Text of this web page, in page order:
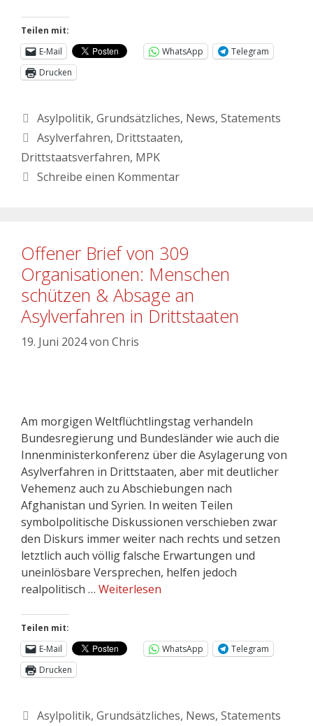
Teilen mit:
E-Mail
WhatsApp
Telegram
Drucken
Asylpolitik, Grundsätzliches, News, Statements
Asylverfahren, Drittstaaten,
Drittstaatsverfahren, MPK
Schreibe einen Kommentar
Offener Brief von 309
Organisationen: Menschen
schützen & Absage an
Asylverfahren in Drittstaaten
19. Juni 2024von Chris
Am morgigen Weltflüchtlingstag verhandeln
Bundesregierung und Bundesländer wie auch die
Innenministerkonferenz über die Asylagerung von
Asylverfahren in Drittstaaten, aber mit deutlicher
Vehemenz auch zu Abschiebungen nach
Afghanistan und Syrien. In weiten Teilen
symbolpolitische Diskussionen verschieben zwar
den Diskurs immer weiter nach rechts und setzen
letztlich auch völlig falsche Erwartungen und
uneinlösbare Versprechen, helfen jedoch
realpolitisch … Weiterlesen
Teilen mit:
E-Mail
WhatsApp
Telegram
Drucken
Asylpolitik, Grundsätzliches, News, Statements